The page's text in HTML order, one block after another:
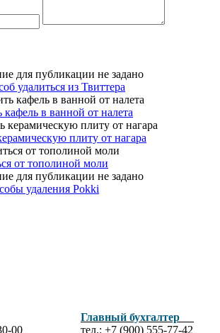
удалиться из Твиттера
кафель в ванной от налета
плиту от нагара
от тополиной моли
удаления Pokki
00
Главный бухгалтер
тел.: +7 (900) 555-77-42